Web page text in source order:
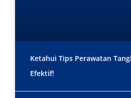
Ketahui Tips Perawatan
Efektif!